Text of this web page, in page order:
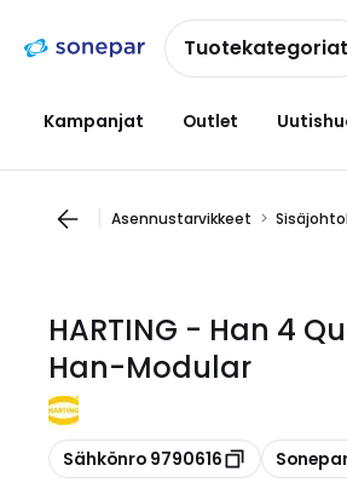
navigointiinsisältöönTuotekategoriat
Kampanjat Outlet
Asennustarvikkeet
HARTING - Han 4
Han-Modular
Kopioi
Sähkönro 9790616 Kopioi